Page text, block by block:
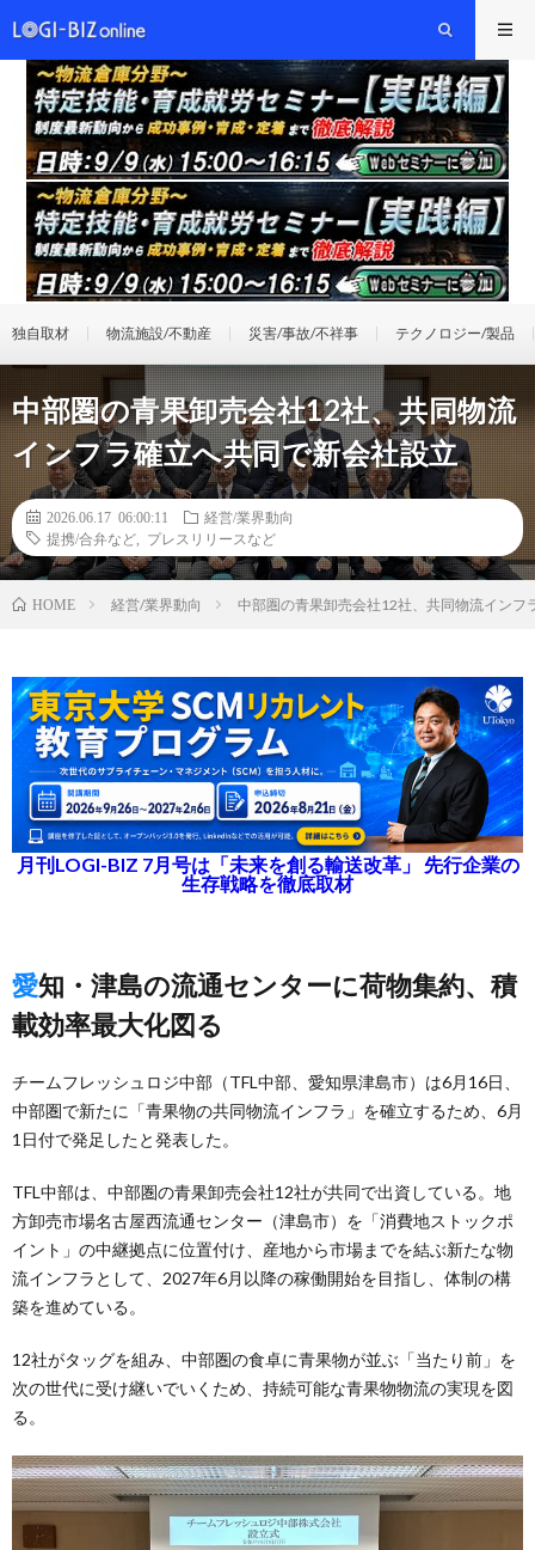
独自取材 物流施設/不動産 災害/事故/不祥事 テクノロジー/製品
中部圏の青果卸売会社12社、共同物流
インフラ確立へ共同で新会社設立
2026.06.17 06:00:11
経営/業界動向
提携/合弁など
プレスリリースなど
HOME 経営/業界動向 中部圏の青果卸売会社12社、共同物流インフ
月刊LOGI-BIZ 7月号は「未来を創る輸送改革」 先行企業の
生存戦略を徹底取材
愛知・津島の流通センターに荷物集約、積
載効率最大化図る
チームフレッシュロジ中部（TFL中部、愛知県津島市）は6月16日、
中部圏で新たに「青果物の共同物流インフラ」を確立するため、6月
1日付で発足したと発表した。
TFL中部は、中部圏の青果卸売会社12社が共同で出資している。地
方卸売市場名古屋西流通センター（津島市）を「消費地ストックポ
イント」の中継拠点に位置付け、産地から市場までを結ぶ新たな物
流インフラとして、2027年6月以降の稼働開始を目指し、体制の構
築を進めている。
12社がタッグを組み、中部圏の食卓に青果物が並ぶ「当たり前」を
次の世代に受け継いでいくため、持続可能な青果物物流の実現を図
る。